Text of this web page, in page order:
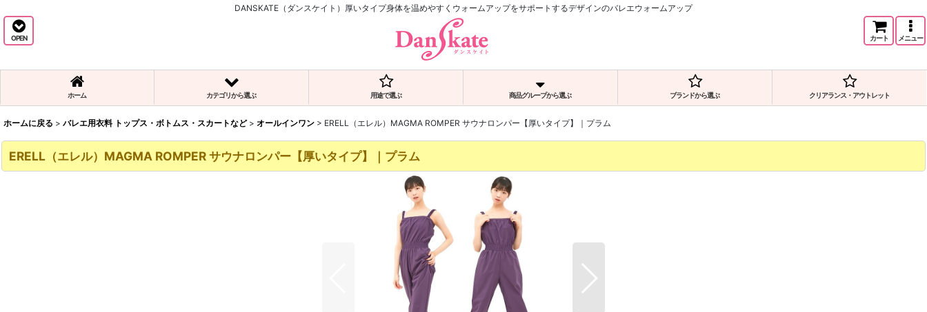
DANSKATE（ダンスケイト）厚いタイプ身体を温めやすくウォームアップをサポートするデザインのバレエウォームアップ
OPEN カート メニュー
ホーム カテゴリから選ぶ 用途で選ぶ 商品グループから選ぶ ブランドから選ぶ クリアランス・アウトレット
ホームに戻る > バレエ用衣料 トップス・ボトムス・スカートなど > オールインワン > ERELL（エレル）MAGMA ROMPER サウナロンパー【厚いタイプ】｜プラム
ERELL（エレル）MAGMA ROMPER サウナロンパー【厚いタイプ】｜プラム